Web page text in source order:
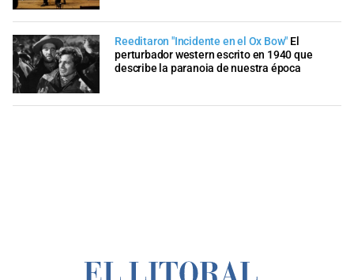
Reeditaron "Incidente en el Ox Bow" El
perturbador western escrito en 1940 que
describe la paranoia de nuestra época